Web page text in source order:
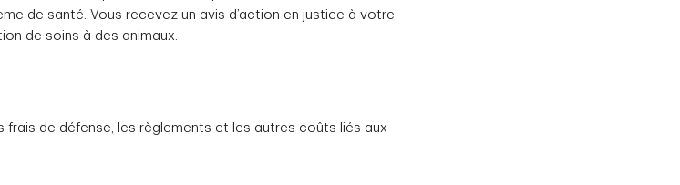
de santé. Vous recevez un avis d’action en justice à votre
de soins à des animaux.
frais de défense, les règlements et les autres coûts liés aux